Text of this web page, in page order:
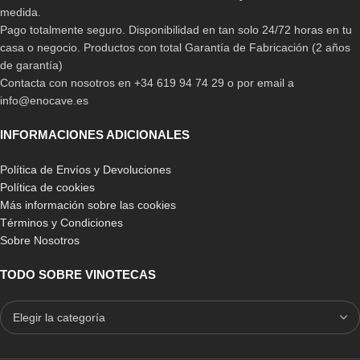
375,00€ - 790,00€
PINO EN ROBLE
PINO EN COLOR NEGRO/GRAFITO
Botellero para rincón 40
botellas
PINO EN COLOR NEGRO/GRAFITO
Botellero para Rincón Licores
y Vinos con soporte copas
medida.
Pago totalmente seguro. Disponibilidad en tan solo 24/72 horas en tu
casa o negocio. Productos con total Garantía de Fabricación (2 años
de garantía)
Contacta con nosotros en +34 619 94 74 29 o por email a
info@enocave.es
INFORMACIONES ADICIONALES
Política de Envíos y Devoluciones
Política de cookies
Más información sobre las cookies
Términos y Condiciones
Sobre Nosotros
TODO SOBRE VINOTECAS